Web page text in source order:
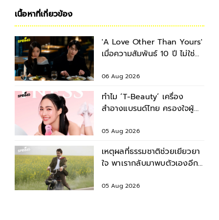
เนื้อหาที่เกี่ยวข้อง
'A Love Other Than Yours'
เมื่อความสัมพันธ์ 10 ปี ไม่ใช่คำ
06 Aug 2026
ทำไม ‘T-Beauty’ เครื่อง
สำอางแบรนด์ไทย ครองใจผู้
05 Aug 2026
เหตุผลที่ธรรมชาติช่วยเยียวยา
ใจ พาเรากลับมาพบตัวเองอีก
05 Aug 2026